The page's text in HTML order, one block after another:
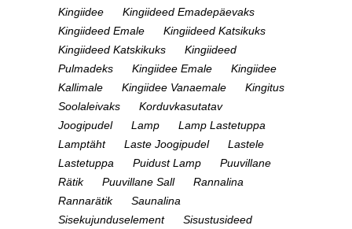
Kingiidee
Kingiideed Emadepäevaks
Kingiideed Emale
Kingiideed Katsikuks
Kingiideed Katskikuks
Kingiideed
Pulmadeks
Kingiidee Emale
Kingiidee
Kallimale
Kingiidee Vanaemale
Kingitus
Soolaleivaks
Korduvkasutatav
Joogipudel
Lamp
Lamp Lastetuppa
Lamptäht
Laste Joogipudel
Lastele
Lastetuppa
Puidust Lamp
Puuvillane
Rätik
Puuvillane Sall
Rannalina
Rannarätik
Saunalina
Sisekujunduselement
Sisustusideed